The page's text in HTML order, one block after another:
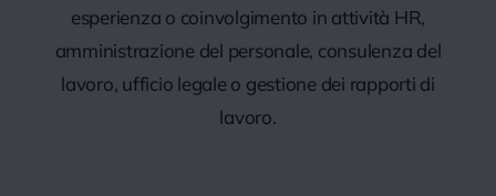
esperienza o coinvolgimento in attività HR,
amministrazione del personale, consulenza del
lavoro, ufficio legale o gestione dei rapporti di
lavoro.